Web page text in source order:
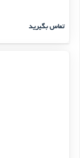
تماس بگیرید